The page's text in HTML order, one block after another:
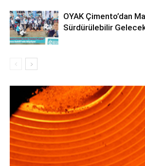
OYAK Çimento’dan
Sürdürülebilir Gelecek